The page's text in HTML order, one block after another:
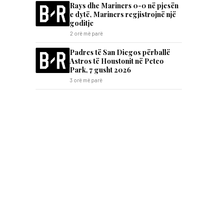
Rays dhe Mariners 0-0 në pjesën
e dytë, Mariners regjistrojnë një
goditje
2 orë më parë
Padres të San Diegos përballë
Astros të Houstonit në Petco
Park, 7 gusht 2026
3 orë më parë